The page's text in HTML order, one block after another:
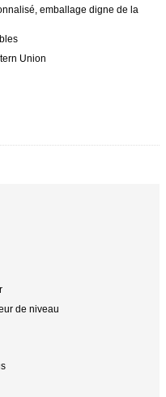
emballage digne de la
Union
de niveau